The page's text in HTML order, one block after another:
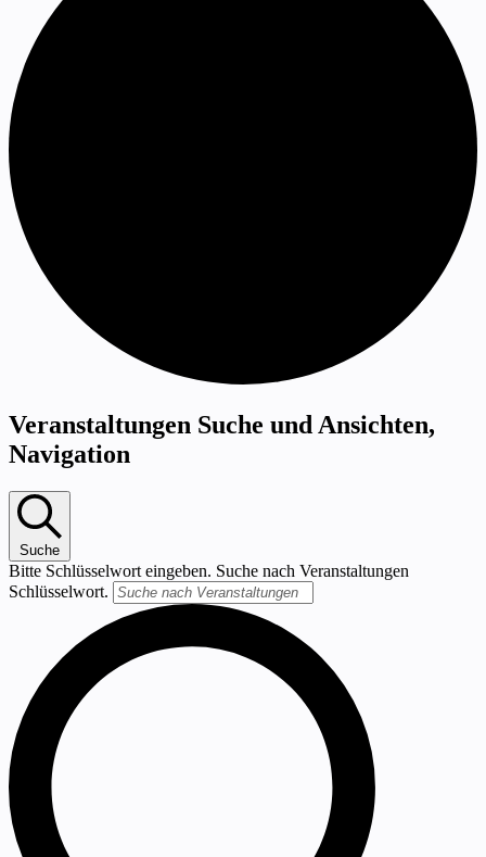
Veranstaltungen
Veranstaltungen Suche und Ansichten,
Navigation
Suche
Bitte Schlüsselwort eingeben. Suche nach Veranstaltungen
Schlüsselwort.